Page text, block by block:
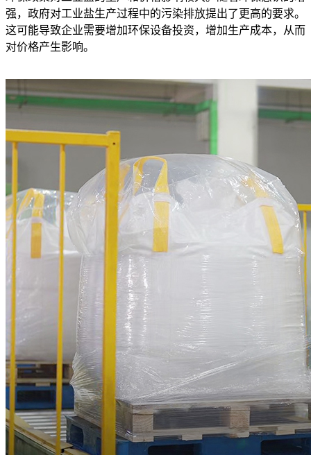
强，政府对工业盐生产过程中的污染排放提出了更高的要求。
这可能导致企业需要增加环保设备投资，增加生产成本，从而
对价格产生影响。